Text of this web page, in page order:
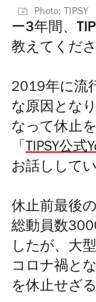
Photo: TIPSY
ー3年間、
教えてくださ
2019年に流
な原因とな
なって休止
「 TIPSY公式
お話ししてい
休止前最後
総動員数
したが、大
コロナ禍と
を休止せざ